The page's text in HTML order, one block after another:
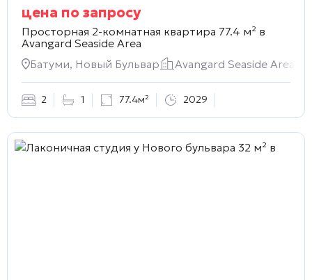
цена по запросу
Просторная 2-комнатная квартира 77.4 м² в
Avangard Seaside Area
Батуми, Новый Бульвар
Avangard Seaside Area
2 1 77.4м² 2029